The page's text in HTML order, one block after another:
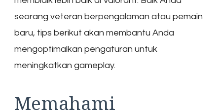
seorang veteran berpengalaman atau pemain
baru, tips berikut akan membantu Anda
mengoptimalkan pengaturan untuk
meningkatkan gameplay.
Memahami